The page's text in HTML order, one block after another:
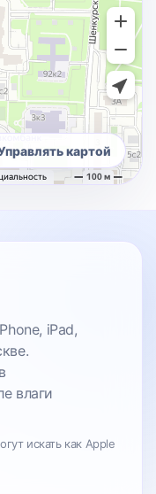
картой
iPad,
влаги
искать как Apple